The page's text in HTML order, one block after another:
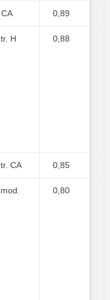
0,89
H 0,88
CA 0,85
0,80